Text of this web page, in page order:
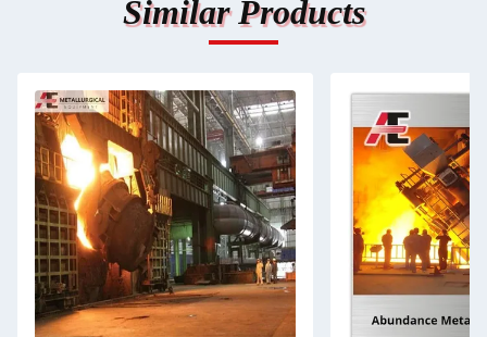
Similar Products